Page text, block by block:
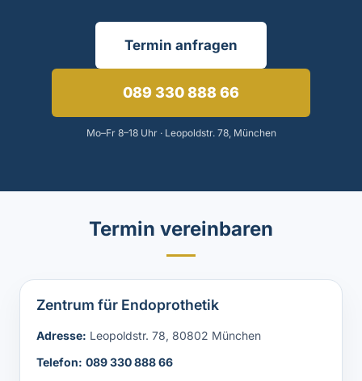
Termin anfragen
089 330 888 66
Mo–Fr 8–18 Uhr · Leopoldstr. 78, München
Termin vereinbaren
Zentrum für Endoprothetik
Adresse: Leopoldstr. 78, 80802 München
Telefon: 089 330 888 66